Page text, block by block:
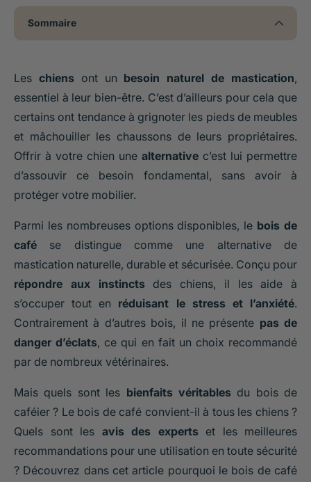
Sommaire
Les chiensont un besoin naturel de mastication,
essentiel à leur bien-être. C’est d’ailleurs pour cela que
certains ont tendance à grignoter les pieds de meubles
et mâchouiller les chaussons de leurs propriétaires.
Offrir à votre chien une alternative c’est lui permettre
d’assouvir ce besoin fondamental, sans avoir à
protéger votre mobilier.
Parmi les nombreuses options disponibles, le bois de
café se distingue comme une alternative de
mastication naturelle, durable et sécurisée. Conçu pour
répondre aux instinctsdes chiens, il les aide à
s’occuper tout en réduisant le stress et l’anxiété.
Contrairement à d’autres bois, il ne présente pas de
danger d’éclats, ce qui en fait un choix recommandé
par de nombreux vétérinaires.
Mais quels sont les bienfaits véritablesdu bois de
caféier ? Le bois de café convient-il à tous les chiens ?
Quels sont les avis des expertset les meilleures
recommandations pour une utilisation en toute sécurité
? Découvrez dans cet article pourquoi le bois de café